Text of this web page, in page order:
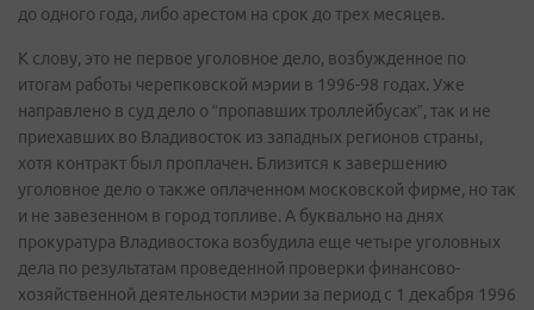
до одного года, либо арестом на срок до трех месяцев.
К слову, это не первое уголовное дело, возбужденное по
итогам работы черепковской мэрии в 1996-98 годах. Уже
направлено в суд дело о “пропавших троллейбусах”, так и не
приехавших во Владивосток из западных регионов страны,
хотя контракт был проплачен. Близится к завершению
уголовное дело о также оплаченном московской фирме, но так
и не завезенном в город топливе. А буквально на днях
прокуратура Владивостока возбудила еще четыре уголовных
дела по результатам проведенной проверки финансово-
хозяйственной деятельности мэрии за период с 1 декабря 1996